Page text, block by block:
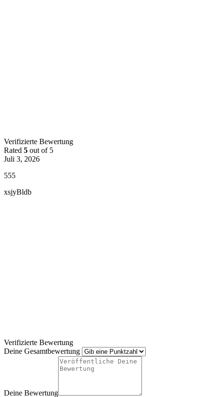
Verifizierte Bewertung
Rated 5 out of 5
Juli 3, 2026
555
xsjyBldb
Verifizierte Bewertung
Deine Gesamtbewertung
Deine Bewertung